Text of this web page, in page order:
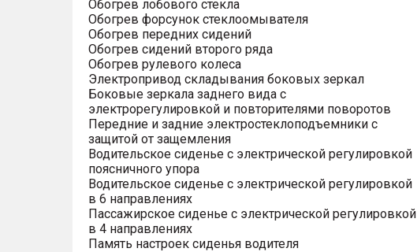
Обогрев лобового стекла
Обогрев форсунок стеклоомывателя
Обогрев передних сидений
Обогрев сидений второго ряда
Обогрев рулевого колеса
Электропривод складывания боковых зеркал
Боковые зеркала заднего вида с
электрорегулировкой и повторителями поворотов
Передние и задние электростеклоподъемники с
защитой от защемления
Водительское сиденье с электрической регулировкой
поясничного упора
Водительское сиденье с электрической регулировкой
в 6 направлениях
Пассажирское сиденье с электрической регулировкой
в 4 направлениях
Память настроек сиденья водителя